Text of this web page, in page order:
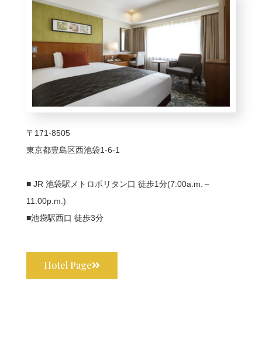
〒171-8505
東京都豊島区西池袋1-6-1
■ JR 池袋駅メトロポリタン口 徒歩1分(7:00a.m.～
11:00p.m.)
■池袋駅西口 徒歩3分
Hotel Page